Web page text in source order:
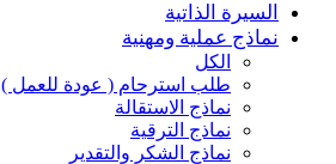
السيرة الذاتية
نماذج عملية ومهنية
الكل
طلب استرحام ( عودة للعمل )
نماذج الاستقالة
نماذج الترقية
نماذج الشكر والتقدير